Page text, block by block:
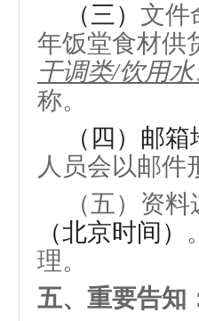
（三） 文件
年饭堂食材供
干调类/饮用
称。
（四）邮
人员会以邮件
（五）资料
（北京时间）
理。
五、 重要告知